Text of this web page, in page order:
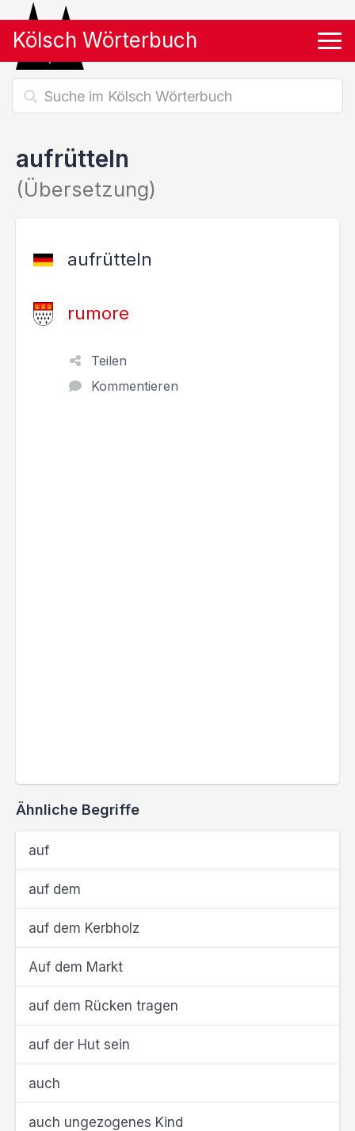
Kölsch Wörterbuch
aufrütteln
(Übersetzung)
aufrütteln
rumore
Teilen
Kommentieren
Ähnliche Begriffe
auf
auf dem
auf dem Kerbholz
Auf dem Markt
auf dem Rücken tragen
auf der Hut sein
auch
auch ungezogenes Kind